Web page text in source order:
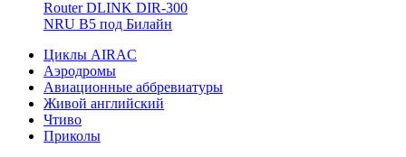
Router DLINK DIR-300
NRU B5 под Билайн
Циклы AIRAC
Аэродромы
Авиационные аббревиатуры
Живой английский
Чтиво
Приколы